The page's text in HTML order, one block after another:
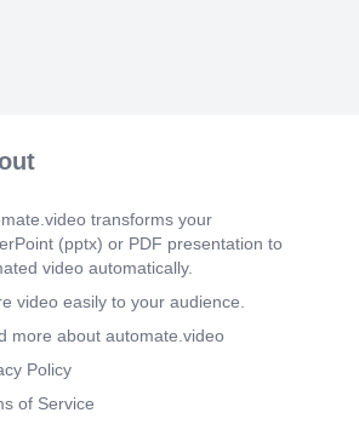
matiére de
pédagogique
• Lectures
Economie
du cours
L'économie
Ies années 1980,
de la
de I'activité
transforms your
(pptx) or PDF presentation to
video automatically.
video easily to your audience.
more about automate.video
Policy
of Service